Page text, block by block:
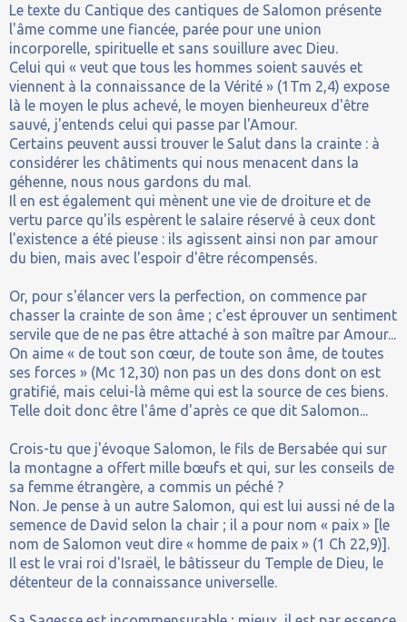
Le texte du Cantique des cantiques de Salomon présente
l'âme comme une fiancée, parée pour une union
incorporelle, spirituelle et sans souillure avec Dieu.
Celui qui « veut que tous les hommes soient sauvés et
viennent à la connaissance de la Vérité » (1Tm 2,4) expose
là le moyen le plus achevé, le moyen bienheureux d'être
sauvé, j'entends celui qui passe par l'Amour.
Certains peuvent aussi trouver le Salut dans la crainte : à
considérer les châtiments qui nous menacent dans la
géhenne, nous nous gardons du mal.
Il en est également qui mènent une vie de droiture et de
vertu parce qu'ils espèrent le salaire réservé à ceux dont
l'existence a été pieuse : ils agissent ainsi non par amour
du bien, mais avec l'espoir d'être récompensés.
Or, pour s'élancer vers la perfection, on commence par
chasser la crainte de son âme ; c'est éprouver un sentiment
servile que de ne pas être attaché à son maître par Amour...
On aime « de tout son cœur, de toute son âme, de toutes
ses forces » (Mc 12,30) non pas un des dons dont on est
gratifié, mais celui-là même qui est la source de ces biens.
Telle doit donc être l'âme d'après ce que dit Salomon...
Crois-tu que j'évoque Salomon, le fils de Bersabée qui sur
la montagne a offert mille bœufs et qui, sur les conseils de
sa femme étrangère, a commis un péché ?
Non. Je pense à un autre Salomon, qui est lui aussi né de la
semence de David selon la chair ; il a pour nom « paix » [le
nom de Salomon veut dire « homme de paix » (1 Ch 22,9)].
Il est le vrai roi d'Israël, le bâtisseur du Temple de Dieu, le
détenteur de la connaissance universelle.